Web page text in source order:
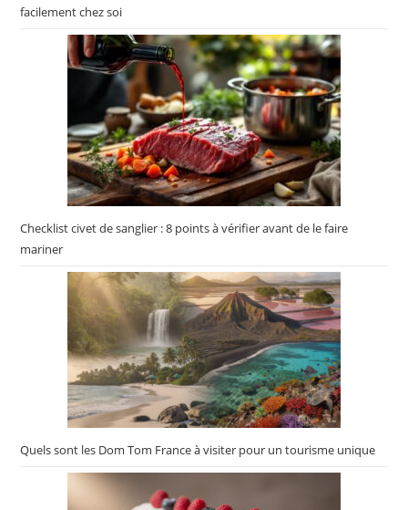
facilement chez soi
Checklist civet de sanglier : 8 points à vérifier avant de le faire
mariner
Quels sont les Dom Tom France à visiter pour un tourisme unique